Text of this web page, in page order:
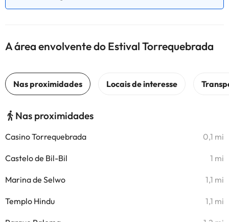
A área envolvente do Estival Torrequebrada
Nas proximidades
Casino Torrequebrada 0,1 mi
Castelo de Bil-Bil 1 mi
Marina de Selwo 1,1 mi
Templo Hindu 1,1 mi